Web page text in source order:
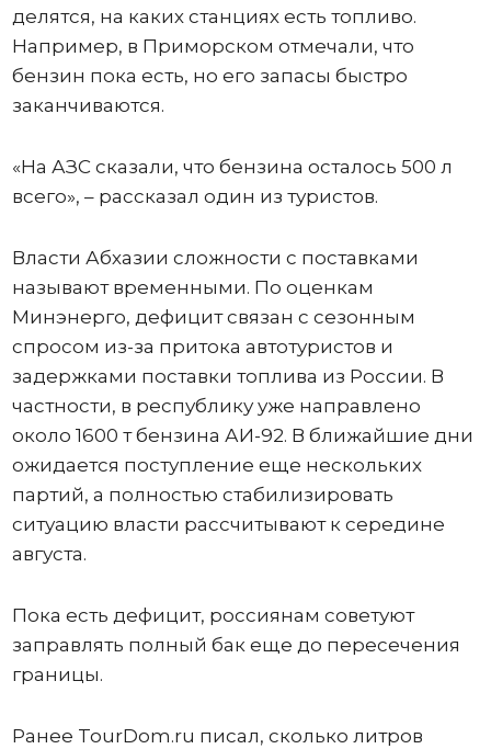
делятся, на каких станциях есть топливо.
Например, в Приморском отмечали, что
бензин пока есть, но его запасы быстро
заканчиваются.
«На АЗС сказали, что бензина осталось 500 л
всего», – рассказал один из туристов.
Власти Абхазии сложности с поставками
называют временными. По оценкам
Минэнерго, дефицит связан с сезонным
спросом из-за притока автотуристов и
задержками поставки топлива из России. В
частности, в республику уже направлено
около 1600 т бензина АИ-92. В ближайшие дни
ожидается поступление еще нескольких
партий, а полностью стабилизировать
ситуацию власти рассчитывают к середине
августа.
Пока есть дефицит, россиянам советуют
заправлять полный бак еще до пересечения
границы.
Ранее TourDom.ru писал, сколько литров